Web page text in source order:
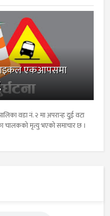
एकआपसमा
वडा नं. २ मा अपरान्ह दुुई वटा
चालकको मृत्यु भएको समाचार छ ।